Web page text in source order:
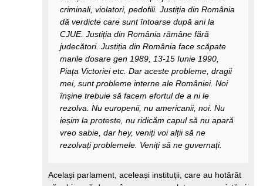
criminali, violatori, pedofili. Justiția din România
dă verdicte care sunt întoarse după ani la
CJUE. Justiția din România rămâne fără
judecători. Justiția din România face scăpate
marile dosare gen 1989, 13-15 Iunie 1990,
Piața Victoriei etc. Dar aceste probleme, dragii
mei, sunt probleme interne ale României. Noi
înșine trebuie să facem efortul de a ni le
rezolva. Nu europenii, nu americanii, noi. Nu
ieșim la proteste, nu ridicăm capul să nu apară
vreo sabie, dar hey, veniți voi alții să ne
rezolvați problemele. Veniți să ne guvernați.
Același parlament, aceleași instituții, care au hotărât